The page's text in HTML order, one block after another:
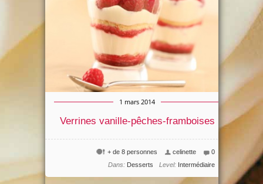
1 mars 2014
Verrines vanille-pêches-framboises
0
celinette
+ de 8 personnes
Level: Intermédiaire
Dans: Desserts